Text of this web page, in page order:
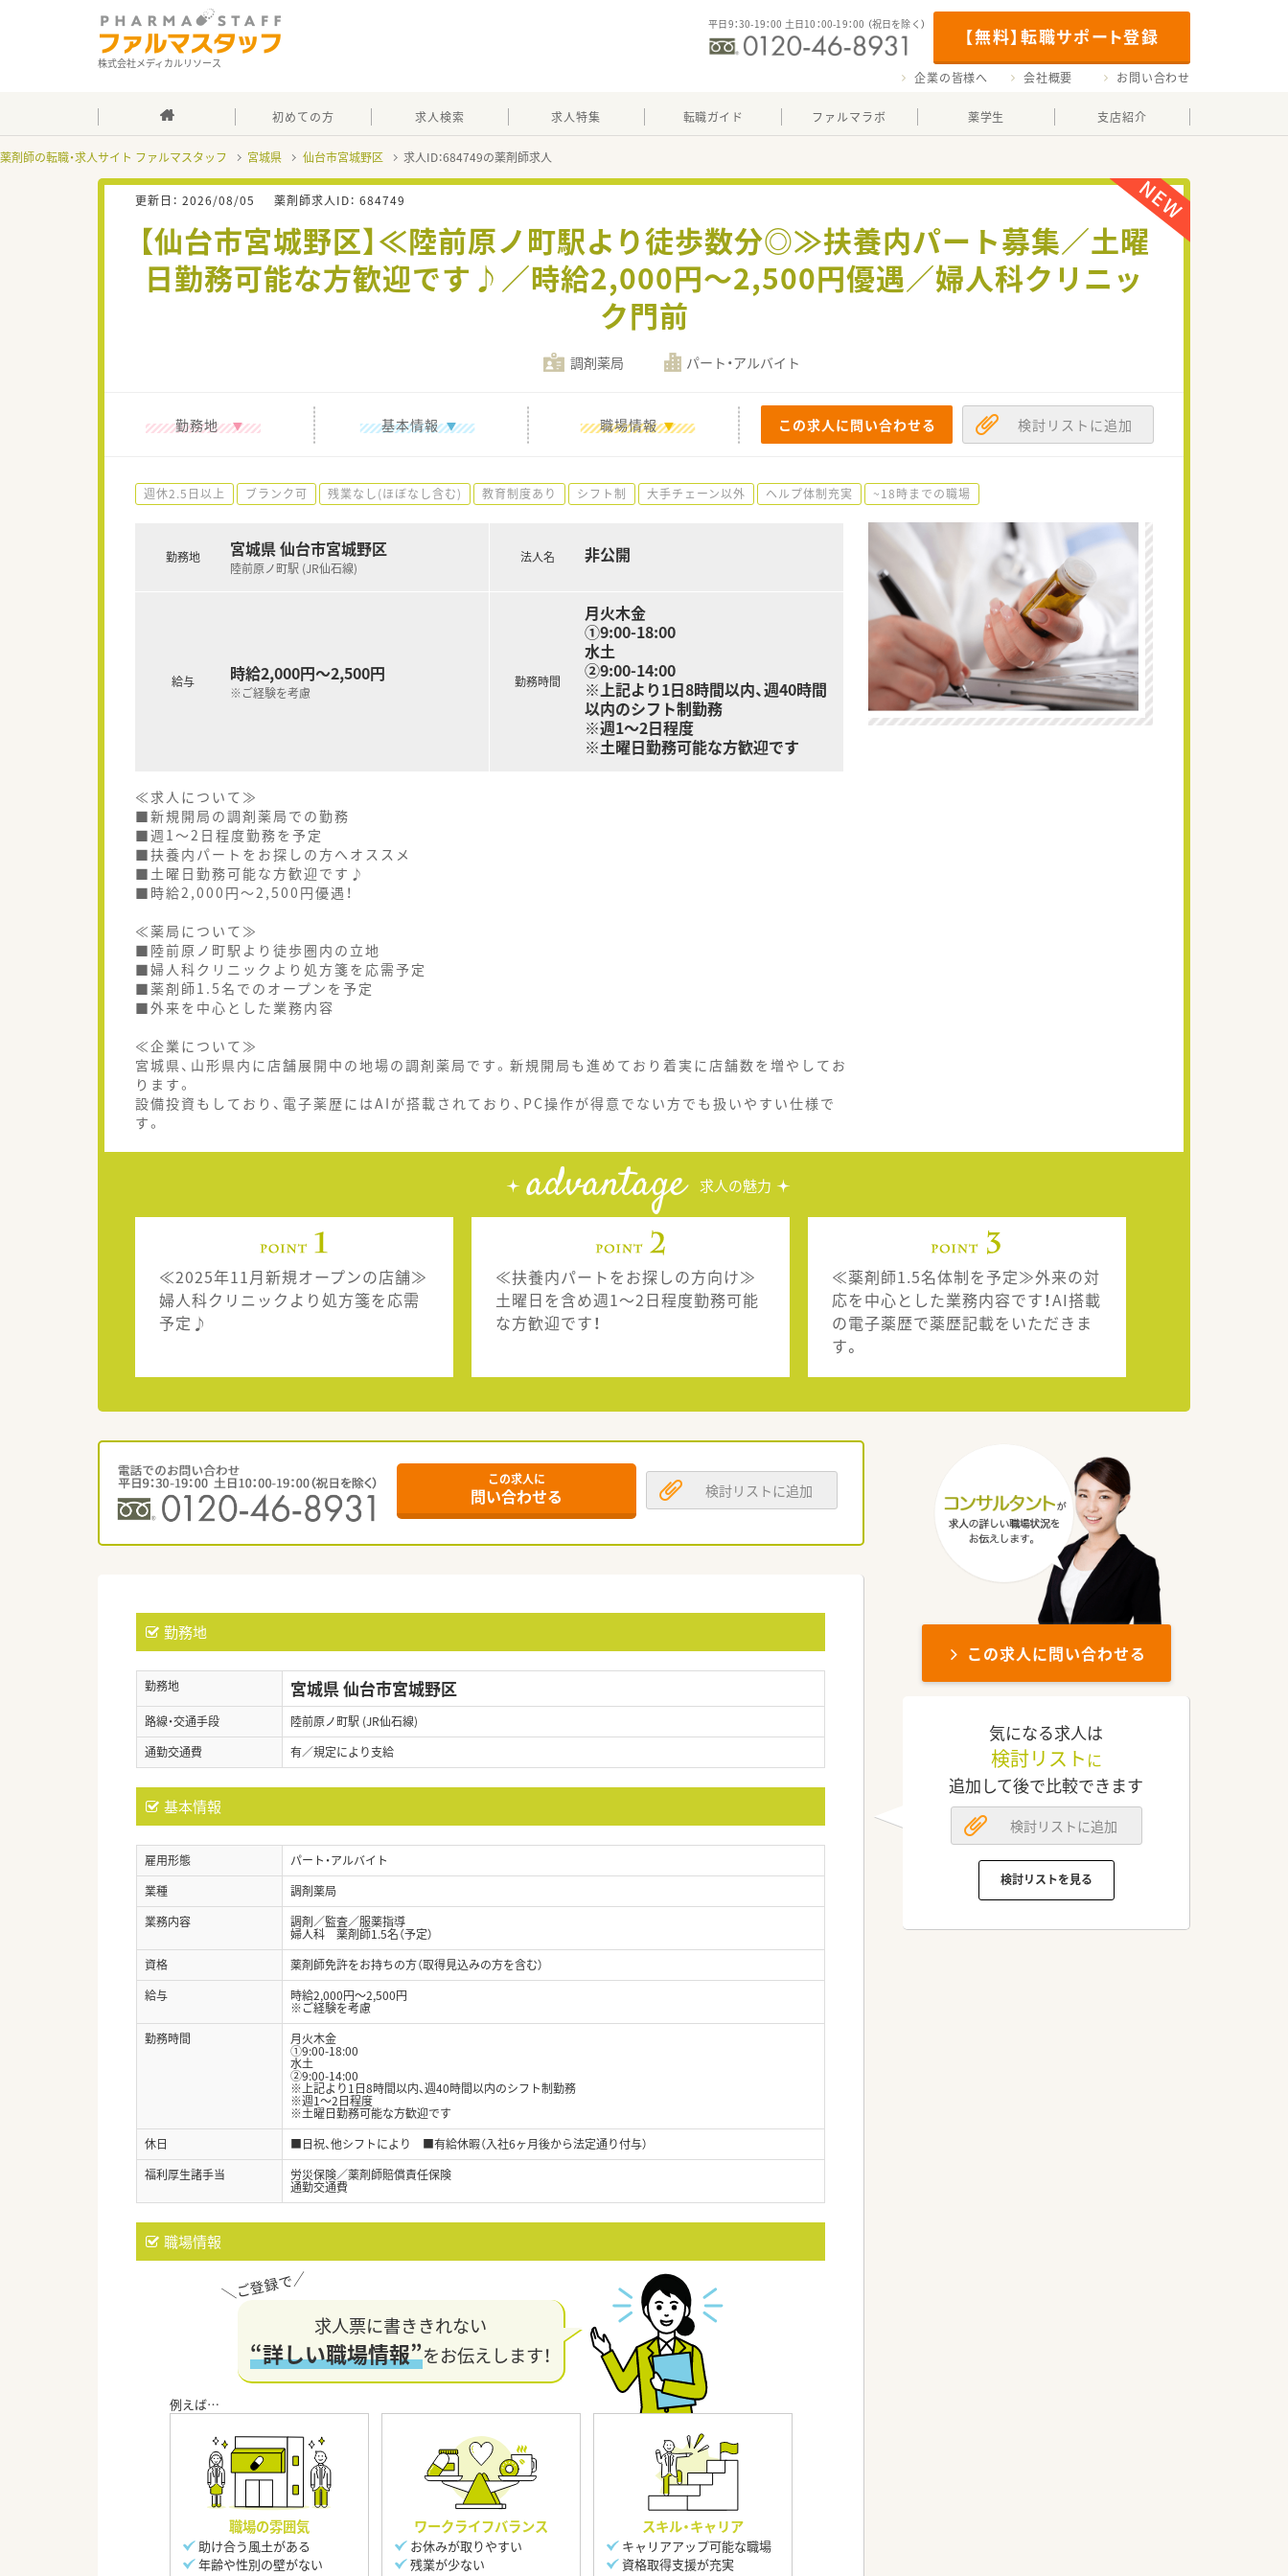
株式会社メディカルリソース
【無料】転職サポート登録
平日9：30-19：00 土日10：00-19：00 （祝日を除く）
企業の皆様へ 会社概要 お問い合わせ
初めての方 求人検索 求人特集 転職ガイド ファルマラボ 薬学生 支店紹介
薬剤師の転職・求人サイト ファルマスタッフ 宮城県 仙台市宮城野区 求人ID：684749の薬剤師求人
更新日： 2026/08/05 薬剤師求人ID： 684749
【仙台市宮城野区】≪陸前原ノ町駅より徒歩数分◎≫扶養内パート募集／土曜
日勤務可能な方歓迎です♪／時給2,000円～2,500円優遇／婦人科クリニッ
ク門前
調剤薬局 パート・アルバイト
勤務地 基本情報 職場情報 この求人に問い合わせる 検討リストに追加
週休2.5日以上 ブランク可 残業なし(ほぼなし含む) 教育制度あり シフト制 大手チェーン以外 ヘルプ体制充実 ~18時までの職場
勤務地 宮城県 仙台市宮城野区
陸前原ノ町駅 (JR仙石線)
給与 時給2,000円～2,500円
※ご経験を考慮
法人名 非公開
勤務時間
月火木金
①9:00-18:00
水土
②9:00-14:00
※上記より1日8時間以内、週40時間
以内のシフト制勤務
※週1～2日程度
※土曜日勤務可能な方歓迎です
≪求人について≫
■新規開局の調剤薬局での勤務
■週1～2日程度勤務を予定
■扶養内パートをお探しの方へオススメ
■土曜日勤務可能な方歓迎です♪
■時給2,000円～2,500円優遇！
≪薬局について≫
■陸前原ノ町駅より徒歩圏内の立地
■婦人科クリニックより処方箋を応需予定
■薬剤師1.5名でのオープンを予定
■外来を中心とした業務内容
≪企業について≫
宮城県、山形県内に店舗展開中の地場の調剤薬局です。新規開局も進めており着実に店舗数を増やしてお
ります。
設備投資もしており、電子薬歴にはAIが搭載されており、PC操作が得意でない方でも扱いやすい仕様で
す。
advantage 求人の魅力
≪2025年11月新規オープンの店舗≫
婦人科クリニックより処方箋を応需
予定♪
≪扶養内パートをお探しの方向け≫
土曜日を含め週1～2日程度勤務可能
な方歓迎です！
≪薬剤師1.5名体制を予定≫外来の対
応を中心とした業務内容です！AI搭載
の電子薬歴で薬歴記載をいただきま
す。
この求人に
問い合わせる 検討リストに追加
勤務地
勤務地 宮城県 仙台市宮城野区
路線・交通手段
陸前原ノ町駅 (JR仙石線)
通勤交通費
有／規定により支給
基本情報
雇用形態
パート・アルバイト
業種
調剤薬局
業務内容
調剤／監査／服薬指導
婦人科 薬剤師1.5名（予定）
資格
薬剤師免許をお持ちの方（取得見込みの方を含む）
給与
時給2,000円～2,500円
※ご経験を考慮
勤務時間
月火木金
①9:00-18:00
水土
②9:00-14:00
※上記より1日8時間以内、週40時間以内のシフト制勤務
※週1～2日程度
※土曜日勤務可能な方歓迎です
休日
■日祝、他シフトにより ■有給休暇（入社6ヶ月後から法定通り付与）
福利厚生諸手当
労災保険／薬剤師賠償責任保険
通勤交通費
職場情報
求人票に書ききれない
“詳しい職場情報”をお伝えします！
職場の雰囲気
助け合う風土がある
年齢や性別の壁がない
ワークライフバランス
お休みが取りやすい
残業が少ない
スキル・キャリア
キャリアアップ可能な職場
資格取得支援が充実
この求人に問い合わせる
気になる求人は
検討リスト に
追加して後で比較できます
検討リストに追加
検討リストを見る